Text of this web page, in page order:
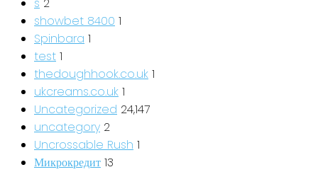
showbet 8400 1
Spinbara 1
test 1
thedoughhook.co.uk 1
ukcreams.co.uk 1
Uncategorized 24,147
uncategory 2
Uncrossable Rush 1
Микрокредит 13